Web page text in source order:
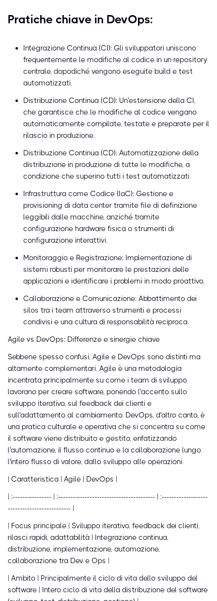
Pratiche chiave in DevOps:
Integrazione Continua (CI): Gli sviluppatori uniscono
frequentemente le modifiche al codice in un repository
centrale, dopodiché vengono eseguite build e test
automatizzati.
Distribuzione Continua (CD): Un'estensione della CI,
che garantisce che le modifiche al codice vengano
automaticamente compilate, testate e preparate per il
rilascio in produzione.
Distribuzione Continua (CD): Automatizzazione della
distribuzione in produzione di tutte le modifiche, a
condizione che superino tutti i test automatizzati.
Infrastruttura come Codice (IaC): Gestione e
provisioning di data center tramite file di definizione
leggibili dalle macchine, anziché tramite
configurazione hardware fisica o strumenti di
configurazione interattivi.
Monitoraggio e Registrazione: Implementazione di
sistemi robusti per monitorare le prestazioni delle
applicazioni e identificare i problemi in modo proattivo.
Collaborazione e Comunicazione: Abbattimento dei
silos tra i team attraverso strumenti e processi
condivisi e una cultura di responsabilità reciproca.
Agile vs DevOps: Differenze e sinergie chiave
Sebbene spesso confusi, Agile e DevOps sono distinti ma
altamente complementari. Agile è una metodologia
incentrata principalmente su come i team di sviluppo
lavorano per creare software, ponendo l'accento sullo
sviluppo iterativo, sul feedback dei clienti e
sull'adattamento al cambiamento. DevOps, d'altro canto, è
una pratica culturale e operativa che si concentra su come
il software viene distribuito e gestito, enfatizzando
l'automazione, il flusso continuo e la collaborazione lungo
l'intero flusso di valore, dallo sviluppo alle operazioni.
| Caratteristica | Agile | DevOps |
| :---------------- | :---------------------------------------- | :-------------------
-------------------------- |
| Focus principale | Sviluppo iterativo, feedback dei clienti,
rilasci rapidi, adattabilità | Integrazione continua,
distribuzione, implementazione, automazione,
collaborazione tra Dev e Ops |
| Ambito | Principalmente il ciclo di vita dello sviluppo del
software | Intero ciclo di vita della distribuzione del software